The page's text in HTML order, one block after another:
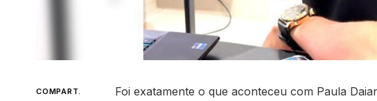
COMPART.
Foi exatamente o que aconteceu com Paula